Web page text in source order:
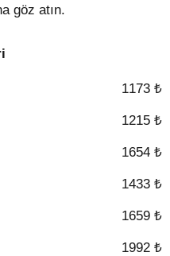
göz atın.
1173 ₺
1215 ₺
1654 ₺
1433 ₺
1659 ₺
1992 ₺